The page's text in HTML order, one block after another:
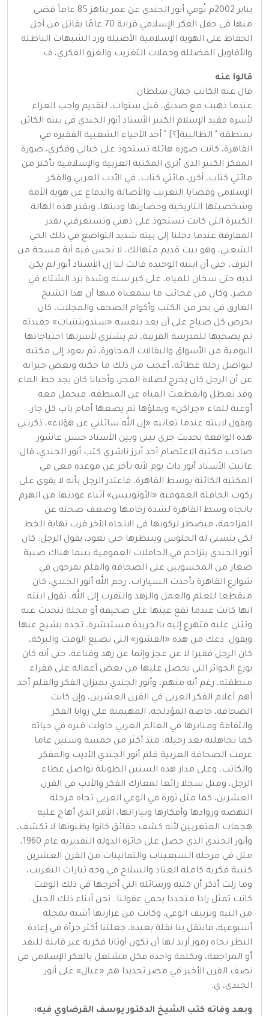
يناير 2002م تُوفي أنور الجندي عن عمر يناهز 85 عاماً قضى
منها في حقل الفكر الإسلامي قرابة 70 عامًا يقاتل من أجل
الحفاظ على الهوية الإسلامية الأصيلة ورد الشبهات الباطلة
والأقاويل المضللة وحملات التغريب والغزو الفكري، ف.
قالوا عنه
قال عنه الكاتب جمال سلطان:
عندما ذهبت مع صديق، قبل سنوات، لتقديم واجب العزاء
لأسرة فقيد الإسلام الكبير الأستاذ أنور الجندي في بيته الكائن
بمنطقة " الطالبية[؟] " أحد الأحياء الشعبية الفقيرة في
القاهرة، كانت صورة هائلة تستحوذ على خيالي وفكري، صورة
المفكر الكبير الذي أثري المكتبة العربية والإسلامية بأكثر من
مائتي كتاب، أكرر، مائتي كتاب، في الأدب العربي والفكر
الإسلامي وقضايا التغريب والأصالة والدفاع عن هوية الأمة
وشخصيتها التاريخية وحضارتها ودينها، وبقدر هذه الهالة
الكبيرة التي كانت تستحوذ على ذهني وتستغرقني بقدر
المفارقة عندما دخلنا إلى بيته شديد التواضع في ذلك الحي
الشعبي، وهو بيت قديم متهالك، لا تحس فيه أية مسحة من
الترف، حتى أن ابنته الوحيدة قالت لنا إن الأستاذ أنور لم يكن
لديه حتى سخان للمياه، على كبر سنه وشدة برد الشتاء في
مصر، وكان من عجائب ما سمعناه منها أن هذا الشيخ
الغارق في بحر من الكتب وأكوام الصحف والمجلات، كان
يحرص كل صباح على أن يعد بنفسه «سندويتشات» حفيدته
ثم يصحبها للمدرسة القريبة، ثم يشتري لأسرتها احتياجاتها
اليومية من الأسواق والبقالات المجاورة، ثم يعود إلى مكتبه
ليواصل رحلة عطائه، أعجب من ذلك ما حكته وبعض جيرانه
عن أن الرجل كان يخرج لصلاة الفجر، وأحيانا كان يجد خط الماء
وقد تعطل وانقطعت المياه عن المنطقة، فيحمل معه
أوعية للماء «جراكن» ويملؤها ثم يضعها أمام باب كل جار،
ويقول لابنته عندما تعاتبه «إن الله سائلني عن هؤلاء»، ذكرتني
هذه الواقعة بحديث جرى بيني وبين الأستاذ حسن عاشور
صاحب مكتبة الاعتصام أحد أبرز ناشري كتب أنور الجندي، قال:
عاتبت الأستاذ أنور ذات يوم لأنه تأخر عن موعده معي في
المكتبة الكائنة بوسط القاهرة، فاعتذر الرجل بأنه لا يقوى على
ركوب الحافلة العمومية «الأوتوبيس» أثناء عودتها من الهرم
باتجاه وسط القاهرة لشدة زحامها وضعف صحته عن
المزاحمة، فيضطر لركوبها في الاتجاه الآخر قرب نهاية الخط
لكي يتسنى له الجلوس وينتظرها حتى تعود، يقول الرجل: كان
أنور الجندي يتزاحم في الحافلات العمومية بينما هناك صبية
صغار من المحسوبين على الصحافة والقلم يمرحون في
شوارع القاهرة بأحدث السيارات، رحم الله أنور الجندي، كان
منقطعا للعلم والعمل والزهد والتقرب إلى الله، تقول ابنته
انها كانت عندما تقع عينها على صحيفة أو مجلة تتحدث عنه
وتثني عليه فتهرع إليه بالجريدة مستبشرة، تجده يشيح عنها
ويقول: دعك من هذه «القشور» التي تضيع الوقت والبركة،
كان الرجل فقيرا لا عن عجز وإنما عن زهد وقناعة، حتى أنه كان
يوزع الجوائز التي يحصل عليها من بعض أعماله على فقراء
منطقته، رغم أنه منهم، وأنور الجندي بميزان الفكر والقلم أحد
أهم أعلام الفكر العربي في القرن العشرين، وإن كانت
الصحافة، خاصة المؤدلجة، المهيمنة على زوايا الفكر
والثقافة ومنابرها في العالم العربي حاولت قبره في حياته
كما تجاهلته بعد رحيله، منذ أكثر من خمسة وستين عاما
عرفت الصحافة العربية قلم أنور الجندي الأديب والمفكر
والكاتب، وعلى مدار هذه السنين الطويلة تواصل عطاء
الرجل، ومثل سجلا رائعا لمعارك الفكر والأدب في القرن
العشرين، كما مثل ثورة في الوعي العربي تجاه مرحلة
النهضة وروادها وأفكارها وتياراتها، الأمر الذي أهاج عليه
هجمات المتغربين لأنه كشف حقائق كانوا يظنونها لا تكشف،
وأنور الجندي الذي حصل على جائزة الدولة التقديرية عام 1960،
مثل في مرحلة السبعينات والثمانينات من القرن العشرين
كتيبة فكرية كاملة العتاد والسلاح في وجه تيارات التغريب،
وما زلت أذكر أن كتبه ورسائله التي أخرجها في ذلك الوقت
كانت تمثل زادا متجددا يحمي عقولنا ـ نحن أبناء ذلك الجيل ـ
من التيه وتزييف الوعي، وكانت من غزارتها أشبه بمجلة
أسبوعية، فانتقل بنا نقلة بعيدة، جعلتنا أكثر جرأة في إعادة
النظر تجاه رموز أريد لها أن تكون أوثانا فكرية غير قابلة للنقد
أو المراجعة، وبكلمة واحدة فكل مشتغل بالفكر الإسلامي في
نصف القرن الأخير في مصر تحديدا هم «عيال» على أنور
الجندي، ي.
وبعد وفاته كتب الشيخ الدكتور يوسف القرضاوي فيه: